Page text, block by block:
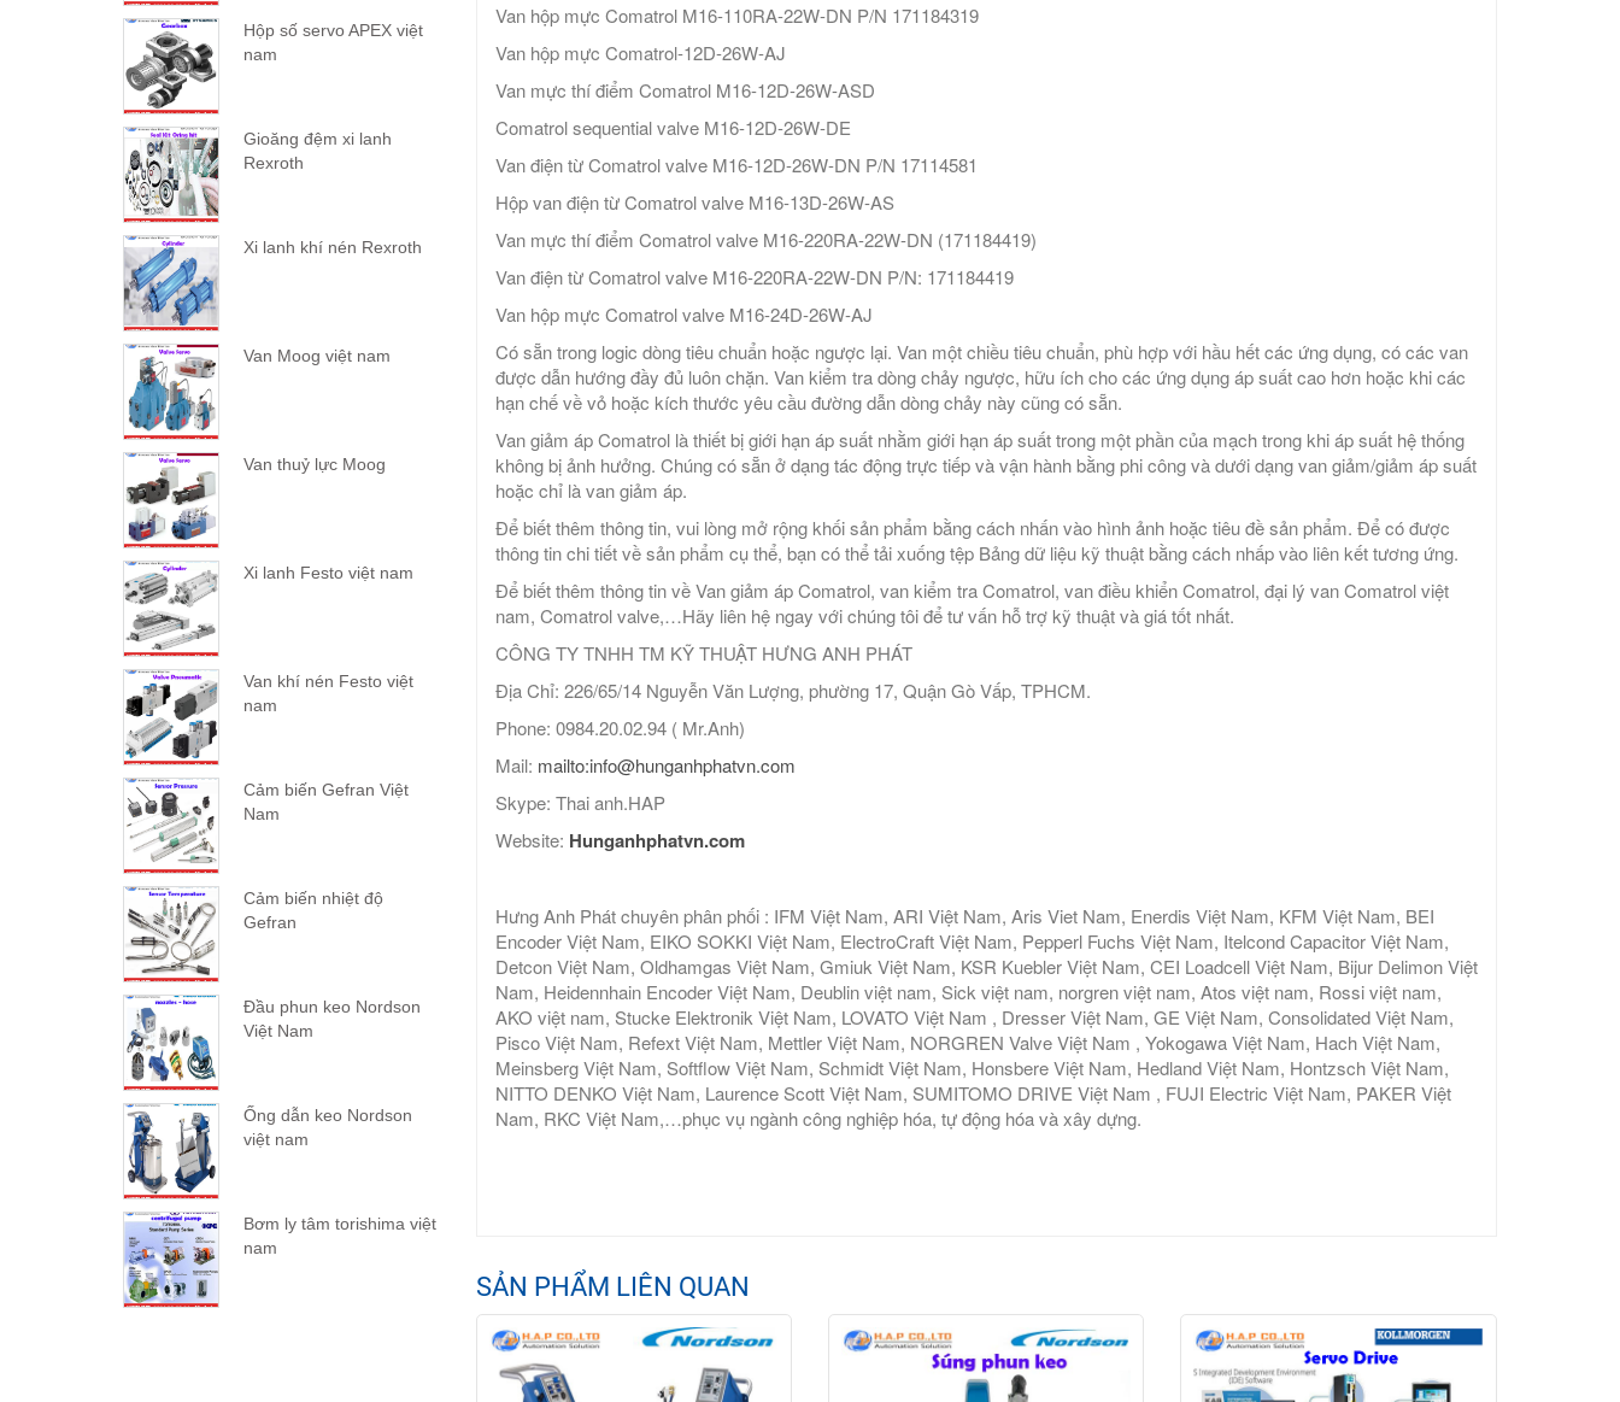
Van hộp mực Comatrol M16-110RA-22W-DN P/N 171184319
Van hộp mực Comatrol-12D-26W-AJ
Van mực thí điểm Comatrol M16-12D-26W-ASD
Comatrol sequential valve M16-12D-26W-DE
Van điện từ Comatrol valve M16-12D-26W-DN P/N 17114581
Hộp van điện từ Comatrol valve M16-13D-26W-AS
Van mực thí điểm Comatrol valve M16-220RA-22W-DN (171184419)
Van điện từ Comatrol valve M16-220RA-22W-DN P/N: 171184419
Van hộp mực Comatrol valve M16-24D-26W-AJ
Có sẵn trong logic dòng tiêu chuẩn hoặc ngược lại. Van một chiều tiêu chuẩn, phù hợp với hầu hết các ứng dụng, có các van
được dẫn hướng đầy đủ luôn chặn. Van kiểm tra dòng chảy ngược, hữu ích cho các ứng dụng áp suất cao hơn hoặc khi các
hạn chế về vỏ hoặc kích thước yêu cầu đường dẫn dòng chảy này cũng có sẵn.
Van giảm áp Comatrol là thiết bị giới hạn áp suất nhằm giới hạn áp suất trong một phần của mạch trong khi áp suất hệ thống
không bị ảnh hưởng. Chúng có sẵn ở dạng tác động trực tiếp và vận hành bằng phi công và dưới dạng van giảm/giảm áp suất
hoặc chỉ là van giảm áp.
Để biết thêm thông tin, vui lòng mở rộng khối sản phẩm bằng cách nhấn vào hình ảnh hoặc tiêu đề sản phẩm. Để có được
thông tin chi tiết về sản phẩm cụ thể, bạn có thể tải xuống tệp Bảng dữ liệu kỹ thuật bằng cách nhấp vào liên kết tương ứng.
Để biết thêm thông tin về Van giảm áp Comatrol, van kiểm tra Comatrol, van điều khiển Comatrol, đại lý van Comatrol việt
nam, Comatrol valve,…Hãy liên hệ ngay với chúng tôi để tư vấn hỗ trợ kỹ thuật và giá tốt nhất.
CÔNG TY TNHH TM KỸ THUẬT HƯNG ANH PHÁT
Địa Chỉ: 226/65/14 Nguyễn Văn Lượng, phường 17, Quận Gò Vấp, TPHCM.
Phone: 0984.20.02.94 ( Mr.Anh)
Mail: mailto:info@hunganhphatvn.com
Skype: Thai anh.HAP
Website: Hunganhphatvn.com
Hưng Anh Phát chuyên phân phối : IFM Việt Nam, ARI Việt Nam, Aris Viet Nam, Enerdis Việt Nam, KFM Việt Nam, BEI
Encoder Việt Nam, EIKO SOKKI Việt Nam, ElectroCraft Việt Nam, Pepperl Fuchs Việt Nam, Itelcond Capacitor Việt Nam,
Detcon Việt Nam, Oldhamgas Việt Nam, Gmiuk Việt Nam, KSR Kuebler Việt Nam, CEI Loadcell Việt Nam, Bijur Delimon Việt
Nam, Heidennhain Encoder Việt Nam, Deublin việt nam, Sick việt nam, norgren việt nam, Atos việt nam, Rossi việt nam,
AKO việt nam, Stucke Elektronik Việt Nam, LOVATO Việt Nam , Dresser Việt Nam, GE Việt Nam, Consolidated Việt Nam,
Pisco Việt Nam, Refext Việt Nam, Mettler Việt Nam, NORGREN Valve Việt Nam , Yokogawa Việt Nam, Hach Việt Nam,
Meinsberg Việt Nam, Softflow Việt Nam, Schmidt Việt Nam, Honsbere Việt Nam, Hedland Việt Nam, Hontzsch Việt Nam,
NITTO DENKO Việt Nam, Laurence Scott Việt Nam, SUMITOMO DRIVE Việt Nam , FUJI Electric Việt Nam, PAKER Việt
Nam, RKC Việt Nam,…phục vụ ngành công nghiệp hóa, tự động hóa và xây dựng.
SẢN PHẨM LIÊN QUAN
Hộp số servo APEX việt
nam
Gioăng đệm xi lanh
Rexroth
Xi lanh khí nén Rexroth
Van Moog việt nam
Van thuỷ lực Moog
Xi lanh Festo việt nam
Van khí nén Festo việt
nam
Cảm biến Gefran Việt
Nam
Cảm biến nhiệt độ
Gefran
Đầu phun keo Nordson
Việt Nam
Ống dẫn keo Nordson
việt nam
Bơm ly tâm torishima việt
nam